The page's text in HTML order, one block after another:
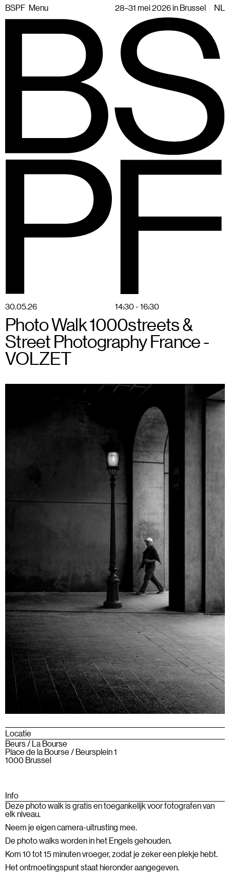
BSPF Menu 28–31 mei 2026 in Brussel NL
BSPF Menu 28–31 mei 2026 in Brussel
30.05.26 14:30 - 16:30
Photo Walk 1000streets &
Street Photography France -
VOLZET
Locatie
Beurs / La Bourse
Place de la Bourse / Beursplein 1
1000 Brussel
Info
Deze photo walk is gratis en toegankelijk voor fotografen van
elk niveau.
Neem je eigen camera-uitrusting mee.
De photo walks worden in het Engels gehouden.
Kom 10 tot 15 minuten vroeger, zodat je zeker een plekje hebt.
Het ontmoetingspunt staat hieronder aangegeven.